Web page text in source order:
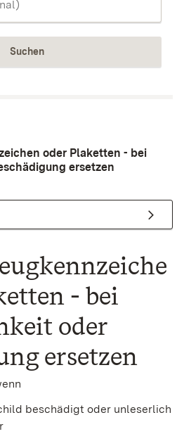
Suchen
oder Plaketten - bei
ersetzen
- bei
oder
ersetzen
beschädigt oder unleserlich